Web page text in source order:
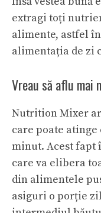
extragi toți
alimente, astfel
alimentația de zi
Vreau să aflu mai
Nutrition Mixer
care poate atinge
minut. Acest fapt
care va elibera
din alimentele
asiguri o porție